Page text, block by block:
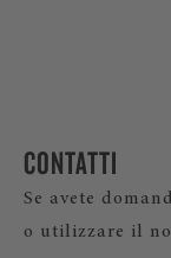
CONTATTI
Se avete
o utilizzare il